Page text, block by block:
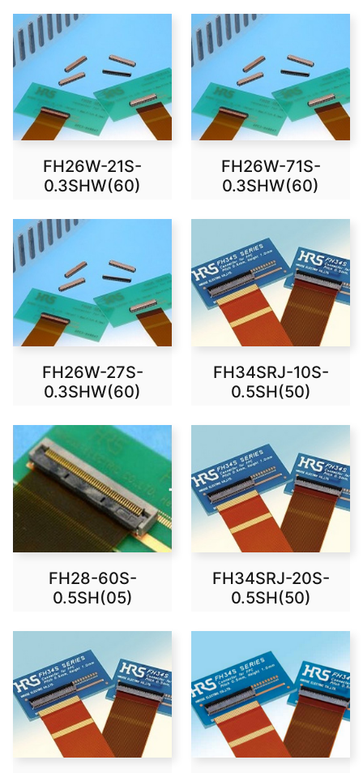
FH26W-21S-
0.3SHW(60)
FH26W-71S-
0.3SHW(60)
FH26W-27S-
0.3SHW(60)
FH34SRJ-10S-
0.5SH(50)
FH28-60S-
0.5SH(05)
FH34SRJ-20S-
0.5SH(50)